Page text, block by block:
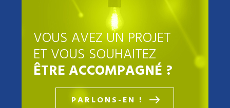
VOUS AVEZ UN PROJET
ET VOUS SOUHAITEZ
ÊTRE ACCOMPAGNÉ ?
PARLONS-EN !